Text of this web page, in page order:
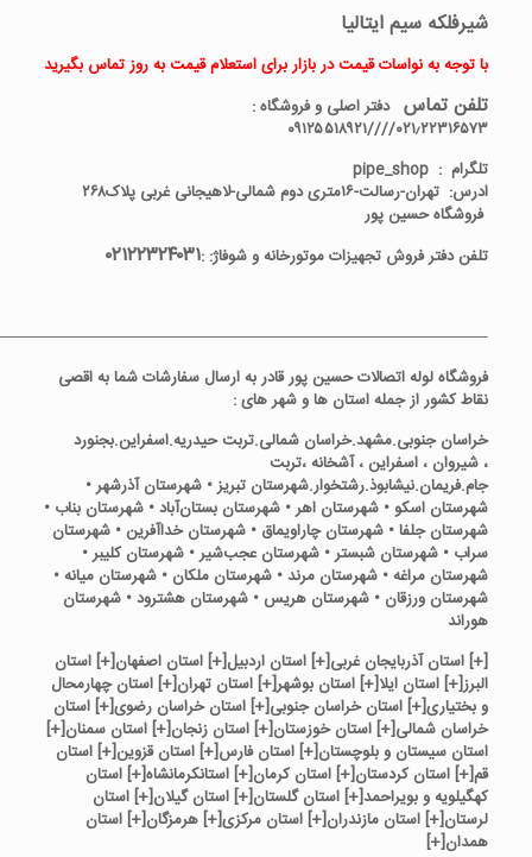
شیرفلکه سیم ایتالیا
با توجه به نواسات قیمت در بازار برای استعلام قیمت به روز تماس بگیرید
تلفن تماس دفتر اصلی و فروشگاه :
۰۲۱٫۲۲۳۱۶۵۷۳////۰۹۱۲۵۵۱۸۹۲۱
تلگرام : pipe_shop
ادرس: تهران-رسالت-۱۶متری دوم شمالی-لاهیجانی غربی پلاک۲۶۸
فروشگاه حسین پور
تلفندفتر فروش تجهیزات موتورخانه و شوفاژ: :۰۲۱۲۲۳۲۴۰۳۱
فروشگاه لوله اتصالات حسین پور قادر به ارسال سفارشات شما به اقصی
نقاط کشور از جمله استان ها و شهر های :
خراسان جنوبی.مشهد.خراسان شمالی.تربت حیدریه.اسفراین.بجنورد
، شیروان ، اسفراین ، آشخانه ،تربت
جام.فریمان.نیشابوذ.رشتخوار.شهرستان تبریز • شهرستان آذرشهر •
شهرستان اسکو • شهرستان اهر • شهرستان بستان‌آباد • شهرستان بناب •
شهرستان جلفا • شهرستان چاراویماق • شهرستان خداآفرین • شهرستان
سراب • شهرستان شبستر • شهرستان عجب‌شیر • شهرستان کلیبر •
شهرستان مراغه • شهرستان مرند • شهرستان ملکان • شهرستان میانه •
شهرستان ورزقان • شهرستان هریس • شهرستان هشترود • شهرستان
هوراند
[
+
] استان آذربایجان غربی[
+
] استان اردبیل[
+
] استان اصفهان[
+
] استان
البرز[
+
] استان ایلا[
+
] استان بوشهر[
+
] استان تهران[
+
] استان چهارمحال
و بختیاری[
+
] استان خراسان جنوبی[
+
] استان خراسان رضوی[
+
] استان
خراسان شمالی[
+
] استان خوزستان[
+
] استان زنجان[
+
] استان سمنان[
+
]
استان سیستان و بلوچستان[
+
] استان فارس[
+
] استان قزوین[
+
] استان
قم[
+
] استان کردستان[
+
] استان کرمان[
+
] استانکرمانشاه[
+
] استان
کهگیلویه و بویراحمد[
+
] استان گلستان[
+
] استان گیلان[
+
] استان
لرستان[
+
] استان مازندران[
+
] استان مرکزی[
+
] هرمزگان[
+
] استان
همدان[
+
]